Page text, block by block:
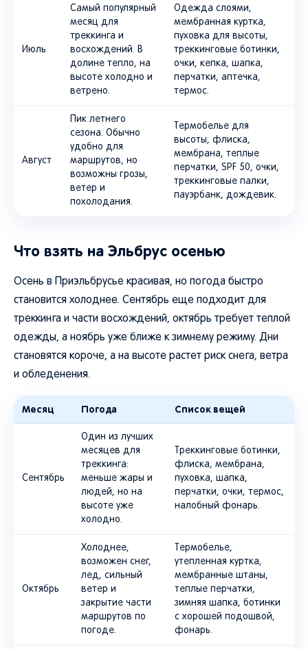
Июль
Самый популярный
месяц для
треккинга и
восхождений. В
долине тепло, на
высоте холодно и
ветрено.
Одежда слоями,
мембранная куртка,
пуховка для высоты,
треккинговые ботинки,
очки, кепка, шапка,
перчатки, аптечка,
термос.
Август
Пик летнего
сезона. Обычно
удобно для
маршрутов, но
возможны грозы,
ветер и
похолодания.
Термобелье для
высоты, флиска,
мембрана, теплые
перчатки, SPF 50, очки,
треккинговые палки,
пауэрбанк, дождевик.
Что взять на Эльбрус осенью
Осень в Приэльбрусье красивая, но погода быстро
становится холоднее. Сентябрь еще подходит для
треккинга и части восхождений, октябрь требует теплой
одежды, а ноябрь уже ближе к зимнему режиму. Дни
становятся короче, а на высоте растет риск снега, ветра
и обледенения.
Месяц Погода Список вещей
Сентябрь
Один из лучших
месяцев для
треккинга:
меньше жары и
людей, но на
высоте уже
холодно.
Треккинговые ботинки,
флиска, мембрана,
пуховка, шапка,
перчатки, очки, термос,
налобный фонарь.
Октябрь
Холоднее,
возможен снег,
лед, сильный
ветер и
закрытие части
маршрутов по
погоде.
Термобелье,
утепленная куртка,
мембранные штаны,
теплые перчатки,
зимняя шапка, ботинки
с хорошей подошвой,
фонарь.